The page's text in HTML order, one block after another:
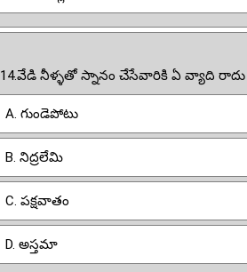
14.వేడి నీళ్ళతో స్నానం చేసేవారికి ఏ వ్యాది రాదు
A. గుండెపోటు
B. నిద్రలేమి
C. పక్షవాతం
D. అస్తమా